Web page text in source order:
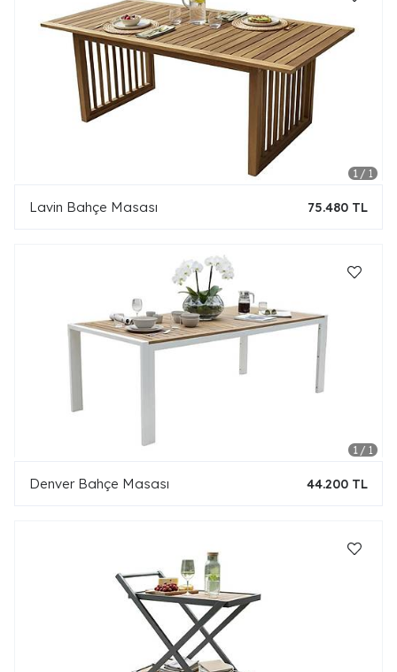
Lavin Bahçe Masası 75.480 TL
Denver Bahçe Masası 44.200 TL